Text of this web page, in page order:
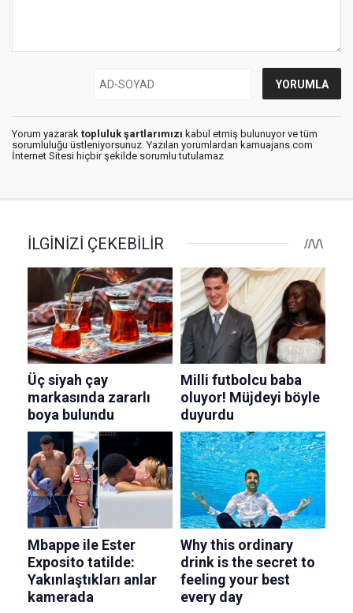
Yorum yazarak topluluk şartlarımızı kabul etmiş bulunuyor ve tüm
sorumluluğu üstleniyorsunuz. Yazılan yorumlardan kamuajans.com
İnternet Sitesi hiçbir şekilde sorumlu tutulamaz